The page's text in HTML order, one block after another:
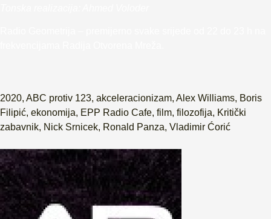
2020, ABC protiv 123, akceleracionizam, Alex Williams, Boris
Filipić, ekonomija, EPP Radio Cafe, film, filozofija, Kritički
zabavnik, Nick Srnicek, Ronald Panza, Vladimir Ćorić